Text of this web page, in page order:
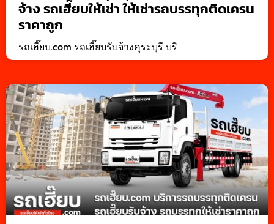
จ้าง รถเฮี๊ยบให้เช่า ให้เช่ารถบรรทุกติดเครน
ราคาถูก
รถเฮี๊ยบ.com รถเฮี๊ยบรับจ้างคุระบุรี บริ